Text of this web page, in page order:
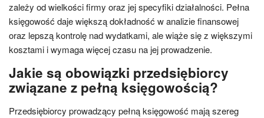
zależy od wielkości firmy oraz jej specyfiki działalności. Pełna
księgowość daje większą dokładność w analizie finansowej
oraz lepszą kontrolę nad wydatkami, ale wiąże się z większymi
kosztami i wymaga więcej czasu na jej prowadzenie.
Jakie są obowiązki przedsiębiorcy
związane z pełną księgowością?
Przedsiębiorcy prowadzący pełną księgowość mają szereg